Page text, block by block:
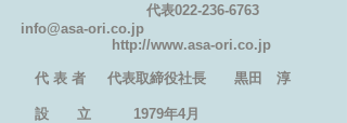
代表022-236-6763
info@asa-ori.co.jp
http://www.asa-ori.co.jp
代 表 者 代表取締役社長 黒田 淳
設 立 1979年4月